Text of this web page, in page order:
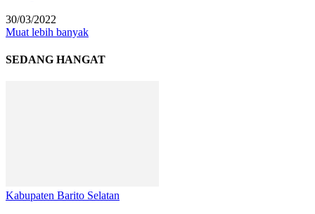
30/03/2022
Muat lebih banyak
SEDANG HANGAT
Kabupaten Barito Selatan